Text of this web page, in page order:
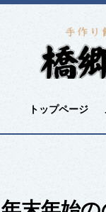
トップページ